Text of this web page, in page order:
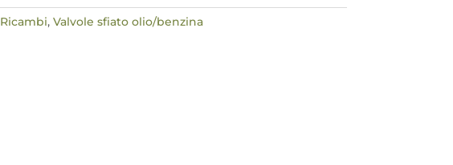
Ricambi, Valvole sfiato olio/benzina